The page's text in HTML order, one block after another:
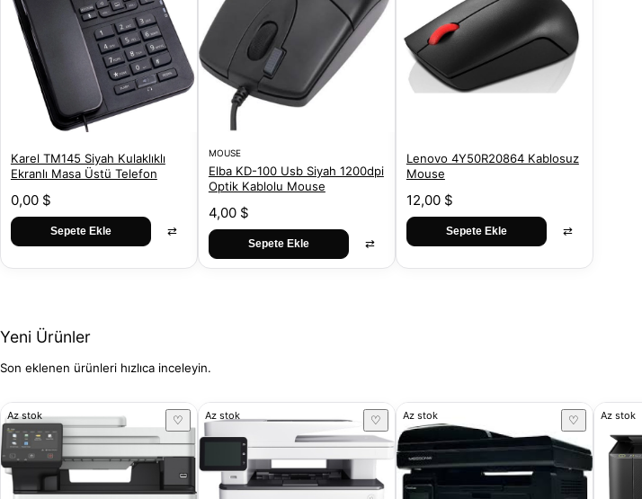
Karel TM145 Siyah Kulaklıklı
Ekranlı Masa Üstü Telefon
0,00 $
Sepete Ekle ⇄
MOUSE
Elba KD-100 Usb Siyah 1200dpi
Optik Kablolu Mouse
4,00 $
Sepete Ekle ⇄
Lenovo 4Y50R20864 Kablosuz
Mouse
12,00 $
Sepete Ekle ⇄
Yeni Ürünler
Son eklenen ürünleri hızlıca inceleyin.
Az stok ♡ Az stok ♡ Az stok ♡ Az stok